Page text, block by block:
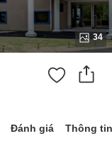
34
Đánh giá Thông